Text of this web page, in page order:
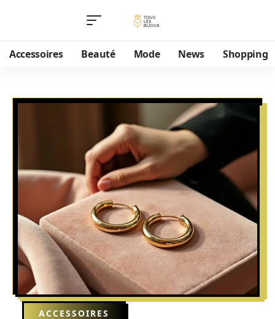
Accessoires Beauté Mode News Shopping
ACCESSOIRES